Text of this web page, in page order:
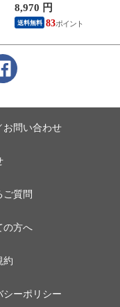
まとめ買い 田中米穀
精米HACCP認定の高
品質管理 白米 精米
8,970 円
送料無料 83
お問い合わせ
ご質問
の方へ
約
シーポリシー